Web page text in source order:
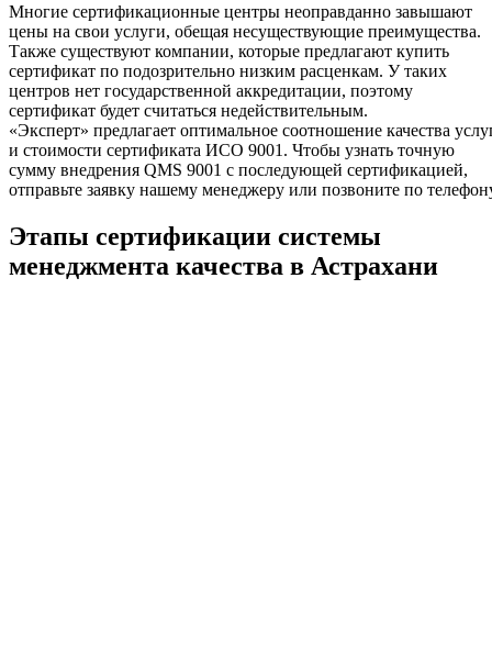
Многие сертификационные центры неоправданно завышают
цены на свои услуги, обещая несуществующие преимущества.
Также существуют компании, которые предлагают купить
сертификат по подозрительно низким расценкам. У таких
центров нет государственной аккредитации, поэтому
сертификат будет считаться недействительным.
«Эксперт» предлагает оптимальное соотношение качества
и стоимости сертификата ИСО 9001. Чтобы узнать точную
сумму внедрения QMS 9001 с последующей сертификацией,
отправьте заявку нашему менеджеру или позвоните по
Этапы сертификации системы
менеджмента качества в Астрахани